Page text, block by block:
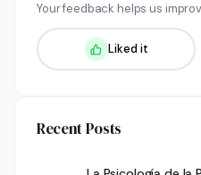
Your feedback helps us
Liked it
Recent Posts